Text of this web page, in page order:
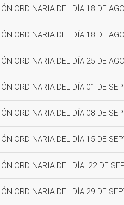
ORDINARIA DEL DÍA 18 DE
ORDINARIA DEL DÍA 18 DE
ORDINARIA DEL DÍA 25 DE
ORDINARIA DEL DÍA 01 DE
ORDINARIA DEL DÍA 08 DE
ORDINARIA DEL DÍA 15 DE
ORDINARIA DEL DÍA 22 DE
ORDINARIA DEL DÍA 29 DE